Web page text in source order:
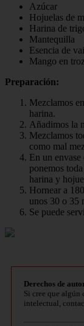
Azúcar
Hojuelas de
Harina de
Mantequilla
Esencia de
Mango en
Preparación:
Mezclamos
harina.
Añadimos la
Mezclamos
como mal
En un
ponemos
harina y
Hornear a
unos 30 o 35
Se puede
Derechos de
Si cree que
intelectual,